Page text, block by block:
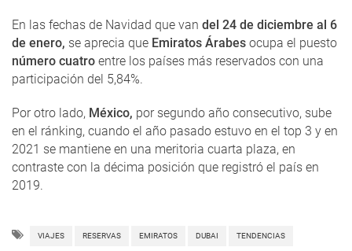
En las fechas de Navidad que van del 24 de diciembre al 6
de enero, se aprecia que Emiratos Árabes ocupa el puesto
número cuatro entre los países más reservados con una
participación del 5,84%.
Por otro lado, México, por segundo año consecutivo, sube
en el ránking, cuando el año pasado estuvo en el top 3 y en
2021 se mantiene en una meritoria cuarta plaza, en
contraste con la décima posición que registró el país en
2019.
VIAJES RESERVAS EMIRATOS DUBAI TENDENCIAS